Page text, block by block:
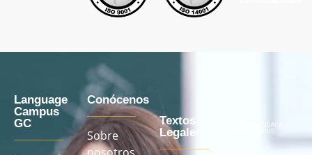
Language
Campus
GC
Conócenos
Sobre
Textos
Legales